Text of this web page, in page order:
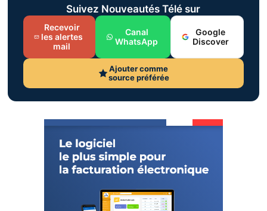
Suivez Nouveautés Télé sur
Recevoir
les alertes
mail
Canal
WhatsApp
Google
Discover
Ajouter comme
source préférée